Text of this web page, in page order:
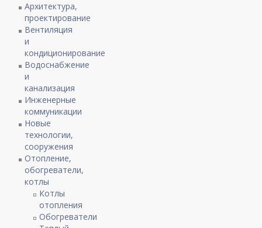
Архитектура,
проектирование
Вентиляция
и
кондиционирование
Водоснабжение
и
канализация
Инженерные
коммуникации
Новые
технологии,
сооружения
Отопление,
обогреватели,
котлы
Котлы
отопления
Обогреватели